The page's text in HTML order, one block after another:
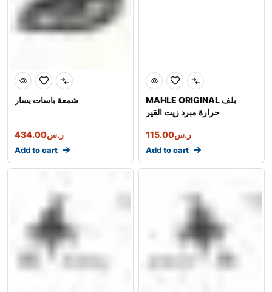
شمعة باسات يسار
ر.س434.00
Add to cart
MAHLE ORIGINAL بلف
حرارة مبرد زيت القير
ر.س115.00
Add to cart